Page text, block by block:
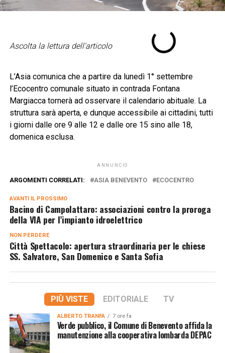
Ascolta la lettura dell'articolo
L’Asia comunica che a partire da lunedì 1° settembre
l’Ecocentro comunale situato in contrada Fontana
Margiacca tornerà ad osservare il calendario abituale. La
struttura sarà aperta, e dunque accessibile ai cittadini, tutti
i giorni dalle ore 9 alle 12 e dalle ore 15 sino alle 18,
domenica esclusa.
ANNUNCIO
ARGOMENTI CORRELATI: ASIA BENEVENTO ECOCENTRO
AVANTI IL ​​PROSSIMO
Bacino di Campolattaro: associazioni contro la proroga
della VIA per l’impianto idroelettrico
NON PERDERE
Città Spettacolo: apertura straordinaria per le chiese
SS. Salvatore, San Domenico e Santa Sofia
PIÙ VISTE EDITORIALE TV
ALBERTO TRANFA 7 ore fa
Verde pubblico, il Comune di Benevento affida la
manutenzione alla cooperativa lombarda DEPAC